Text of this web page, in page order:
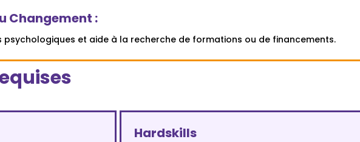
Changement :
psychologiques et aide à la recherche de formations ou de financements.
Hardskills